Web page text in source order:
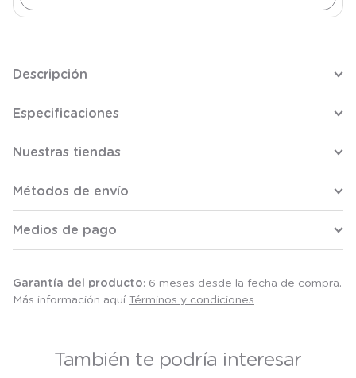
Descripción
Especificaciones
Nuestras tiendas
Métodos de envío
Medios de pago
Garantía del producto: 6 meses desde la fecha de compra.
Más información aquí Términos y condiciones
También te podría interesar